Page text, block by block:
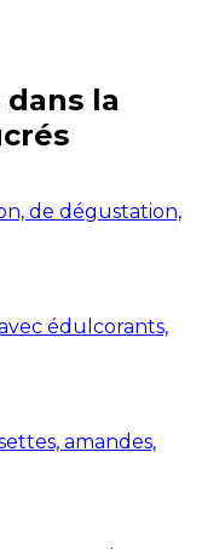
dans la
de dégustation,
édulcorants,
amandes,